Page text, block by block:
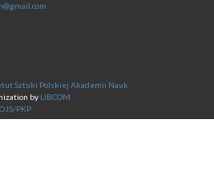
Sztuki Polskiej Akademii Nauk
by LIBCOM
OJS/PKP